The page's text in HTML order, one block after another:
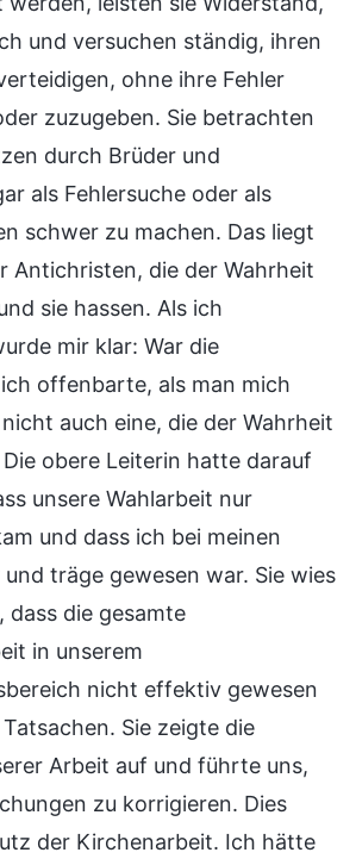
und versuchen ständig, ihren
ohne ihre Fehler
zuzugeben. Sie betrachten
durch Brüder und
als Fehlersuche oder als
schwer zu machen. Das liegt
Antichristen, die der Wahrheit
sie hassen. Als ich
mir klar: War die
offenbarte, als man mich
auch eine, die der Wahrheit
obere Leiterin hatte darauf
unsere Wahlarbeit nur
und dass ich bei meinen
träge gewesen war. Sie wies
dass die gesamte
in unserem
nicht effektiv gewesen
Sie zeigte die
Arbeit auf und führte uns,
zu korrigieren. Dies
der Kirchenarbeit. Ich hätte